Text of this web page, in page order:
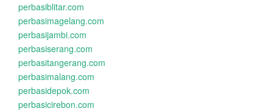
perbasiblitar.com
perbasimagelang.com
perbasijambi.com
perbasiserang.com
perbasitangerang.com
perbasimalang.com
perbasidepok.com
perbasicirebon.com